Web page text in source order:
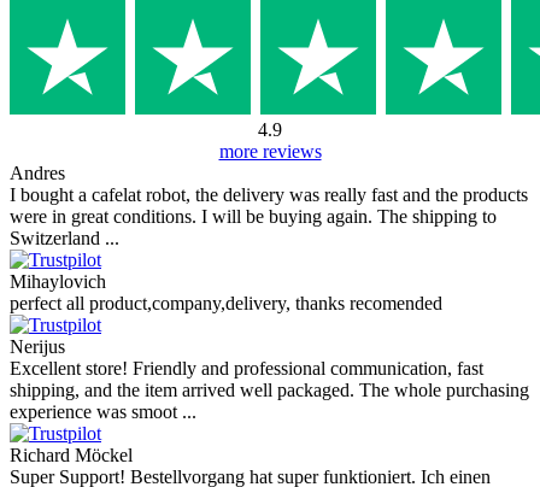
4.9
more reviews
Andres
I bought a cafelat robot, the delivery was really fast and the products
were in great conditions. I will be buying again. The shipping to
Switzerland ...
Mihaylovich
perfect all product,company,delivery, thanks recomended
Nerijus
Excellent store! Friendly and professional communication, fast
shipping, and the item arrived well packaged. The whole purchasing
experience was smoot ...
Richard Möckel
Super Support! Bestellvorgang hat super funktioniert. Ich einen